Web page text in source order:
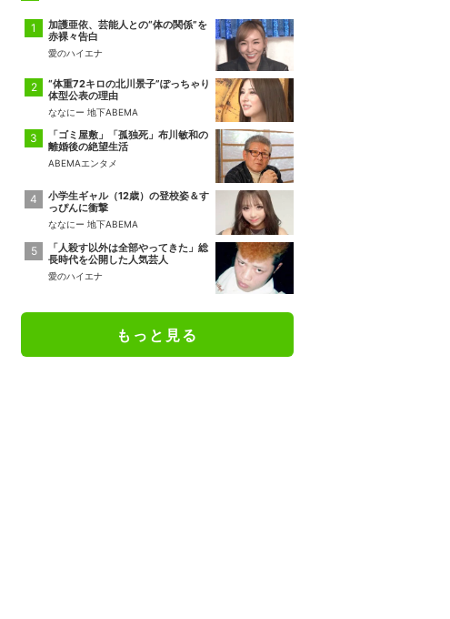
加護亜依、芸能人との“体の関係”を
赤裸々告白
愛のハイエナ
“体重72キロの北川景子”ぽっちゃり
体型公表の理由
ななにー 地下ABEMA
「ゴミ屋敷」「孤独死」布川敏和の
離婚後の絶望生活
ABEMAエンタメ
小学生ギャル（12歳）の登校姿＆す
っぴんに衝撃
ななにー 地下ABEMA
「人殺す以外は全部やってきた」総
長時代を公開した人気芸人
愛のハイエナ
もっと見る